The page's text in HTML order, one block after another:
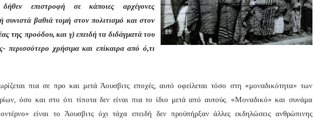
επιστροφή σε κάποιες αρχέγονες
συνιστά βαθιά τομή στον πολιτισμό και στον
της προόδου, και γ) επειδή τα διδάγματά του
περισσότερο χρήσιμα και επίκαιρα από ό,τι
πια σε προ και μετά Άουσβιτς εποχές, αυτό οφείλεται τόσο στη «μοναδικότητα» των
όσο και στο ότι τίποτα δεν είναι πια το ίδιο μετά από αυτούς. «Μοναδικό» και συνάμα
είναι το Άουσβιτς όχι τάχα επειδή δεν προϋπήρξαν άλλες εκδηλώσεις ανθρώπινης